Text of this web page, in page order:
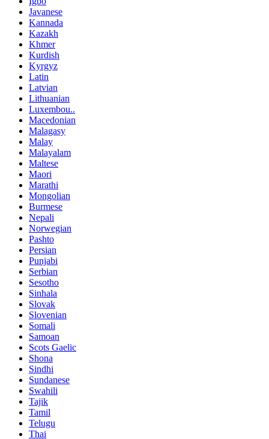
Javanese
Kannada
Kazakh
Khmer
Kurdish
Kyrgyz
Latin
Latvian
Lithuanian
Luxembou..
Macedonian
Malagasy
Malay
Malayalam
Maltese
Maori
Marathi
Mongolian
Burmese
Nepali
Norwegian
Pashto
Persian
Punjabi
Serbian
Sesotho
Sinhala
Slovak
Slovenian
Somali
Samoan
Scots Gaelic
Shona
Sindhi
Sundanese
Swahili
Tajik
Tamil
Telugu
Thai